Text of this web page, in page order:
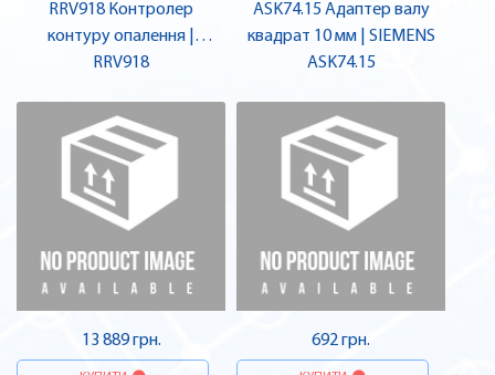
RRV918 Контролер
контуру опалення |
SIEMENS
RRV918
13 889 грн.
ASK74.15 Адаптер валу
квадрат 10 мм | SIEMENS
ASK74.15
692 грн.